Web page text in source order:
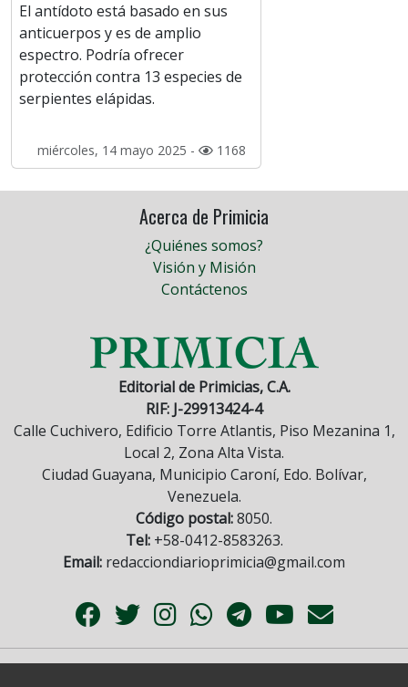
El antídoto está basado en sus
anticuerpos y es de amplio
espectro. Podría ofrecer
protección contra 13 especies de
serpientes elápidas.
miércoles, 14 mayo 2025 - 1168
Acerca de Primicia
¿Quiénes somos?
Visión y Misión
Contáctenos
Editorial de Primicias, C.A.
RIF: J-29913424-4
Calle Cuchivero, Edificio Torre Atlantis, Piso Mezanina 1,
Local 2, Zona Alta Vista.
Ciudad Guayana, Municipio Caroní, Edo. Bolívar,
Venezuela.
Código postal:8050.
Tel:+58-0412-8583263.
Email: redacciondiarioprimicia@gmail.com